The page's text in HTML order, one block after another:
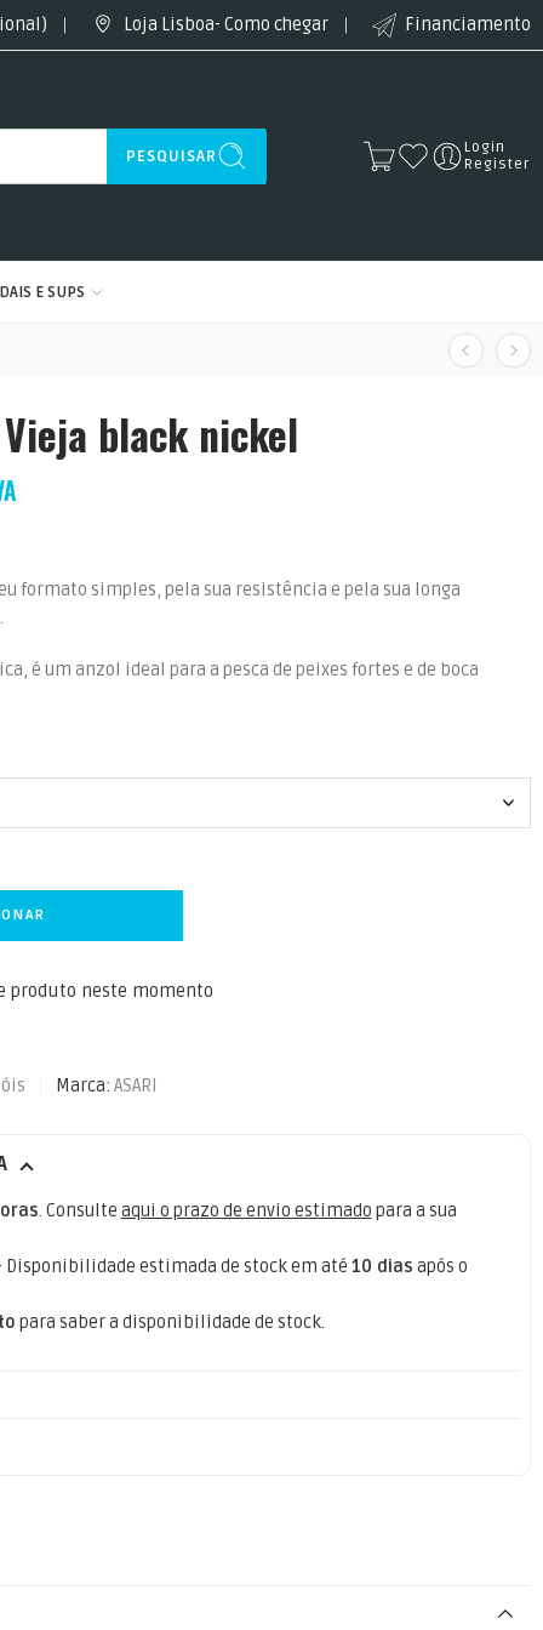
Loja Lisboa- Como chegar Financiamento
PESQUISAR
Login
Register
E SUPS
black nickel
formato simples, pela sua resistência e pela sua longa
é um anzol ideal para a pesca de peixes fortes e de boca
produto neste momento
Marca: ASARI
. Consulte aqui o prazo de envio estimado para a sua
Disponibilidade estimada de stock em até 10 dias após o
para saber a disponibilidade de stock.